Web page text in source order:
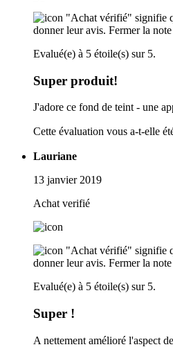
"Achat vérifié" signifie
donner leur avis. Fermer la note
Evalué(e) à 5 étoile(s) sur 5.
Super produit!
J'adore ce fond de teint - une
Cette évaluation vous a-t-elle
Lauriane
13 janvier 2019
Achat verifié
"Achat vérifié" signifie
donner leur avis. Fermer la note
Evalué(e) à 5 étoile(s) sur 5.
Super !
A nettement amélioré l'aspect